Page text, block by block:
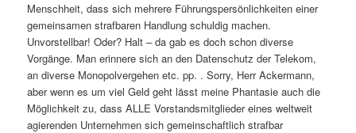
Menschheit, dass sich mehrere Führungspersönlichkeiten einer
gemeinsamen strafbaren Handlung schuldig machen.
Unvorstellbar! Oder? Halt – da gab es doch schon diverse
Vorgänge. Man erinnere sich an den Datenschutz der Telekom,
an diverse Monopolvergehen etc. pp. . Sorry, Herr Ackermann,
aber wenn es um viel Geld geht lässt meine Phantasie auch die
Möglichkeit zu, dass ALLE Vorstandsmitglieder eines weltweit
agierenden Unternehmen sich gemeinschaftlich strafbar